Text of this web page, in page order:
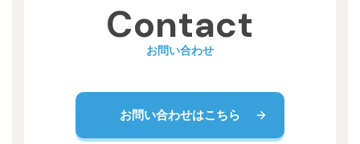
Contact
お問い合わせ
お問い合わせはこちら